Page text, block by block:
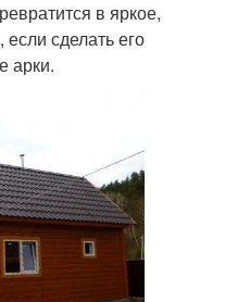
в яркое,
сделать его
арки.